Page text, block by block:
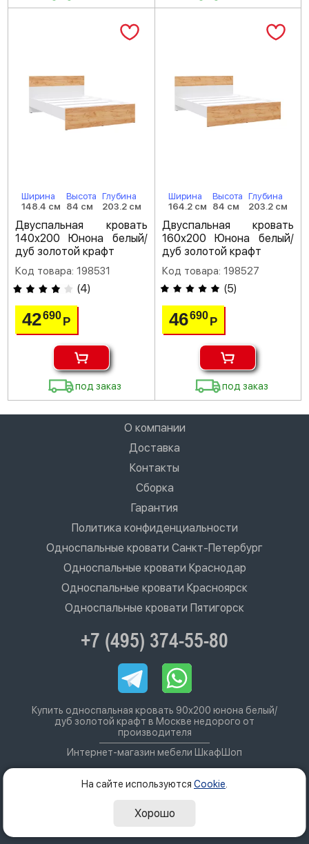
Ширина
148.4 см
Высота
84 см
Глубина
203.2 см
Двуспальная кровать
140х200 Юнона белый/
дуб золотой крафт
Код товара: 198531
(4)
42690Р
под заказ
Ширина
164.2 см
Высота
84 см
Глубина
203.2 см
Двуспальная кровать
160х200 Юнона белый/
дуб золотой крафт
Код товара: 198527
(5)
46690 Р
под заказ
О компании
Доставка
Контакты
Сборка
Гарантия
Политика конфиденциальности
Односпальные кровати Санкт-Петербург
Односпальные кровати Краснодар
Односпальные кровати Красноярск
Односпальные кровати Пятигорск
+7 (495) 374-55-80
Купить односпальная кровать 90х200 юнона белый/
дуб золотой крафт в Москве недорого от
производителя
Интернет-магазин мебели ШкафШоп
На сайте используются Cookie
Хорошо